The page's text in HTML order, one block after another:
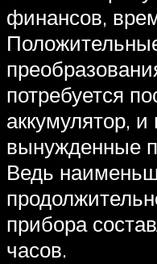
финансов,
потребуется
аккумулятор,
вынужденные
Ведь
прибора
часов.